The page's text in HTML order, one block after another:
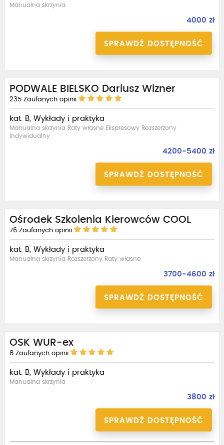
Manualna skrzynia
4000 zł
SPRAWDŹ DOSTĘPNOŚĆ
PODWALE BIELSKO Dariusz Wizner
235 Zaufanych opinii
kat. B, Wykłady i praktyka
Manualna skrzynia Raty własne Ekspresowy Rozszerzony
Indywidualny
4200-5400 zł
SPRAWDŹ DOSTĘPNOŚĆ
Ośrodek Szkolenia Kierowców COOL
76 Zaufanych opinii
kat. B, Wykłady i praktyka
Manualna skrzynia Rozszerzony Raty własne
3700-4600 zł
SPRAWDŹ DOSTĘPNOŚĆ
OSK WUR-ex
8 Zaufanych opinii
kat. B, Wykłady i praktyka
Manualna skrzynia
3800 zł
SPRAWDŹ DOSTĘPNOŚĆ